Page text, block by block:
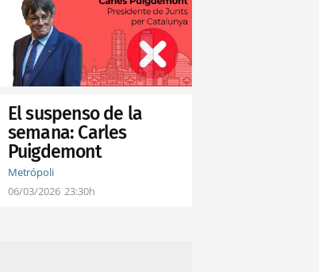
El suspenso de la
semana: Carles
Puigdemont
Metrópoli
06/03/2026 23:30h